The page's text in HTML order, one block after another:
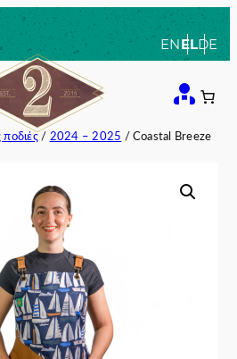
ENELDE
ποδιές/ 2024 – 2025 / Coastal Breeze